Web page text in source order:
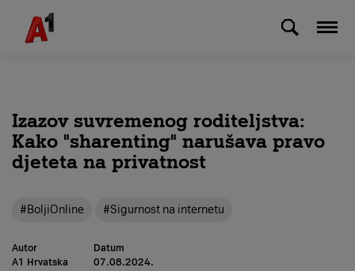
Skip to Main Content
Izazov suvremenog roditeljstva:
Kako "sharenting" narušava pravo
djeteta na privatnost
#BoljiOnline #Sigurnost na internetu
Autor
A1 Hrvatska
Datum
07.08.2024.